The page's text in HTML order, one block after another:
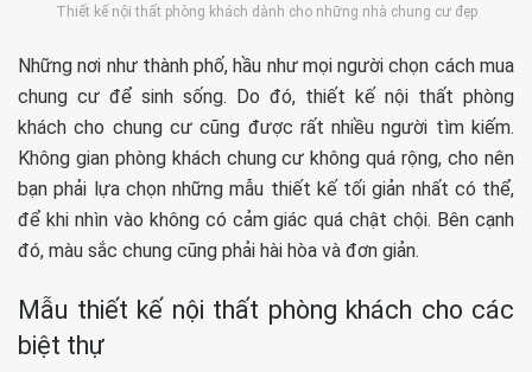
Thiết kế nội thất phòng khách dành cho những nhà chung cư đẹp
Những nơi như thành phố, hầu như mọi người chọn cách mua
chung cư để sinh sống. Do đó, thiết kế nội thất phòng
khách cho chung cư cũng được rất nhiều người tìm kiếm.
Không gian phòng khách chung cư không quá rộng, cho nên
bạn phải lựa chọn những mẫu thiết kế tối giản nhất có thể,
để khi nhìn vào không có cảm giác quá chật chội. Bên cạnh
đó, màu sắc chung cũng phải hài hòa và đơn giản.
Mẫu thiết kế nội thất phòng khách cho các
biệt thự